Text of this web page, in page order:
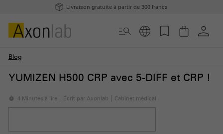
Livraison gratuite à partir de 300 francs
Blog
YUMIZEN H500 CRP avec 5-DIFF et CRP !
4 Minutes à lire Écrit par Axonlab Cabinet médical